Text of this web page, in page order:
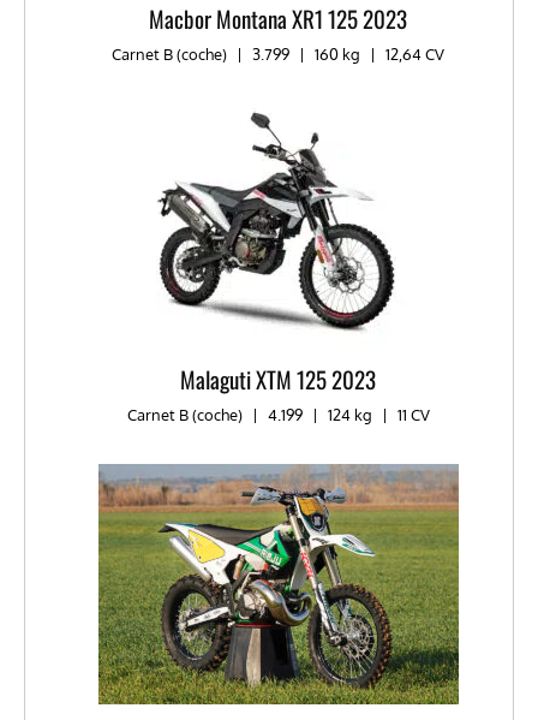
Macbor Montana XR1 125 2023
Carnet B (coche) | 3.799 | 160 kg | 12,64 CV
Malaguti XTM 125 2023
Carnet B (coche) | 4.199 | 124 kg | 11 CV